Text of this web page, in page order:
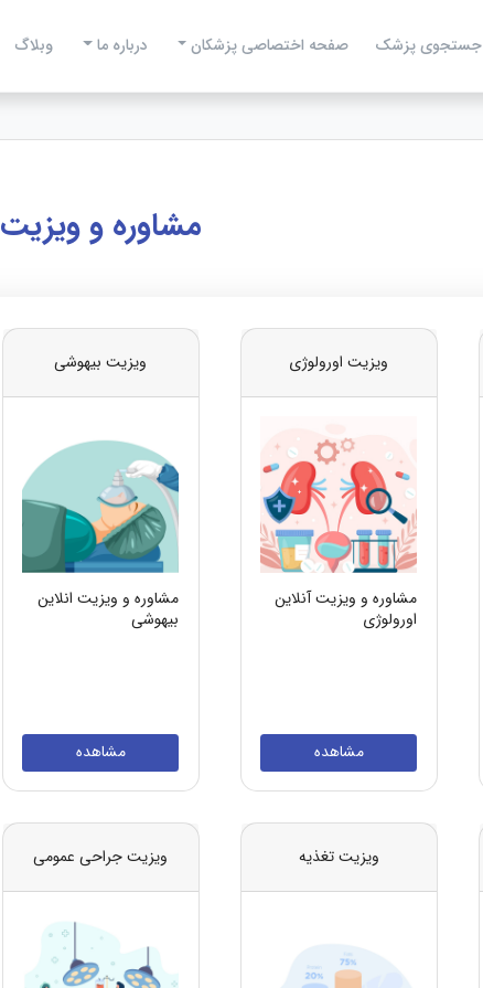
جستجوی پزشک صفحه اختصاصی پزشکان درباره ما وبلاگ
مشاوره و ویزیت
ویزیت اورولوژی
مشاوره و ویزیت آنلاین
اورولوژی
مشاهده
ویزیت بیهوشی
مشاوره و ویزیت انلاین
بیهوشی
مشاهده
ویزیت تغذیه ویزیت جراحی عمومی